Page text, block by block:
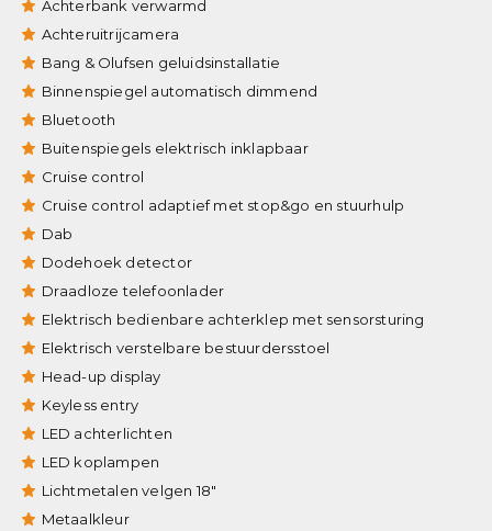
Achterbank verwarmd
Achteruitrijcamera
Bang & Olufsen geluidsinstallatie
Binnenspiegel automatisch dimmend
Bluetooth
Buitenspiegels elektrisch inklapbaar
Cruise control
Cruise control adaptief met stop&go en stuurhulp
Dab
Dodehoek detector
Draadloze telefoonlader
Elektrisch bedienbare achterklep met sensorsturing
Elektrisch verstelbare bestuurdersstoel
Head-up display
Keyless entry
LED achterlichten
LED koplampen
Lichtmetalen velgen 18"
Metaalkleur